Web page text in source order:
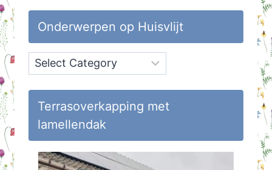
Onderwerpen op Huisvlijt
Onderwerpen
op
Huisvlijt
Terrasoverkapping met
lamellendak